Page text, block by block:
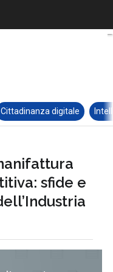
Cittadinanza digitale
sfide e